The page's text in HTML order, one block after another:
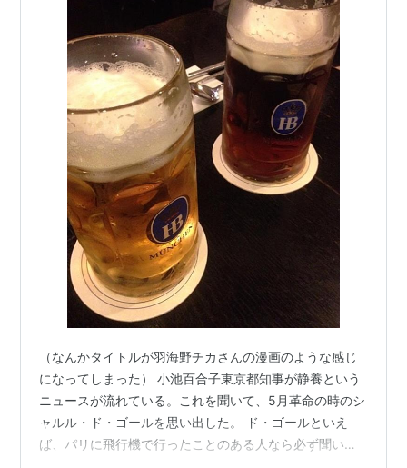
（なんかタイトルが羽海野チカさんの漫画のような感じ
になってしまった） 小池百合子東京都知事が静養という
ニュースが流れている。これを聞いて、5月革命の時のシ
ャルル・ド・ゴールを思い出した。 ド・ゴールといえ
ば、パリに飛行機で行ったことのある人なら必ず聞いた